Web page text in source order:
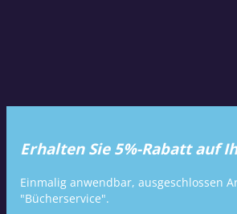
Erhalten Sie 5%-Rabatt auf
Einmalig anwendbar, ausgeschlossen
"Bücherservice".